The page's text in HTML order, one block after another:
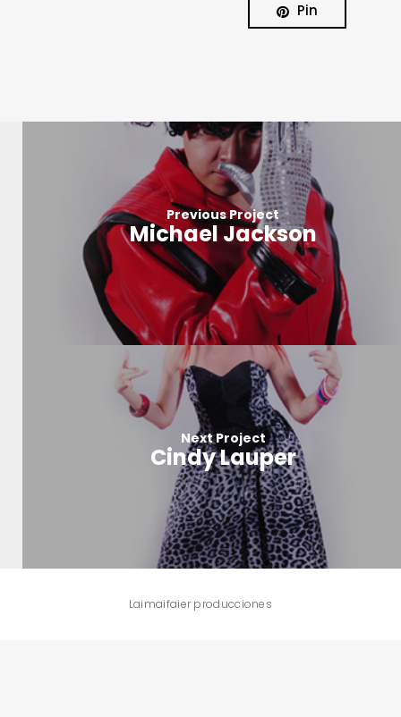
Pin
Previous Project
Michael Jackson
Next Project
Cindy Lauper
Laimaifaier producciones